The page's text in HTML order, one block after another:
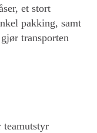
et stort
pakking, samt
transporten
teamutstyr